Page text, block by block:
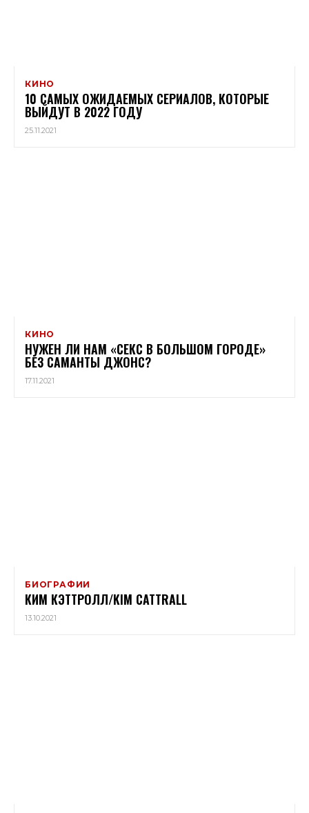
КИНО
10 САМЫХ ОЖИДАЕМЫХ СЕРИАЛОВ, КОТОРЫЕ
ВЫЙДУТ В 2022 ГОДУ
25.11.2021
КИНО
НУЖЕН ЛИ НАМ «СЕКС В БОЛЬШОМ ГОРОДЕ»
БЕЗ САМАНТЫ ДЖОНС?
17.11.2021
БИОГРАФИИ
КИМ КЭТТРОЛЛ/KIM CATTRALL
13.10.2021